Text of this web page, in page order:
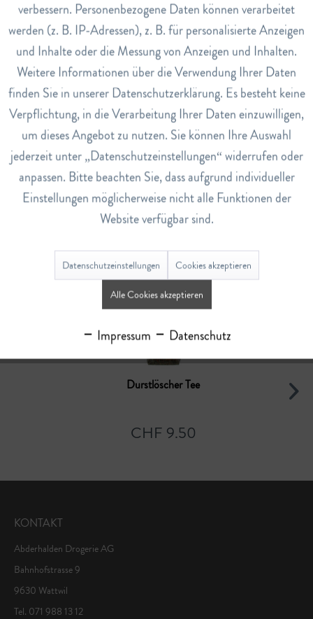
Art.Nr.
7674670
EAN
4007698035679
Lagerbestand
0
Bewertungen0
Bewertungen lesen, schreiben und diskutieren...mehr
Durstlöscher Tee
CHF 9.50
KONTAKT
Abderhalden Drogerie AG
Bahnhofstrasse 9
9630 Wattwil
Tel. 071 988 13 12
Tracking Inaktiv
Service Inaktiv
verbessern. Personenbezogene Daten können verarbeitet
werden (z. B. IP-Adressen), z. B. für personalisierte Anzeigen
und Inhalte oder die Messung von Anzeigen und Inhalten.
Weitere Informationen über die Verwendung Ihrer Daten
finden Sie in unserer Datenschutzerklärung. Es besteht keine
Verpflichtung, in die Verarbeitung Ihrer Daten einzuwilligen,
um dieses Angebot zu nutzen. Sie können Ihre Auswahl
jederzeit unter „Datenschutzeinstellungen“ widerrufen oder
anpassen. Bitte beachten Sie, dass aufgrund individueller
Einstellungen möglicherweise nicht alle Funktionen der
Website verfügbar sind.
Datenschutzeinstellungen Cookies akzeptieren
Alle Cookies akzeptieren
Impressum Datenschutz